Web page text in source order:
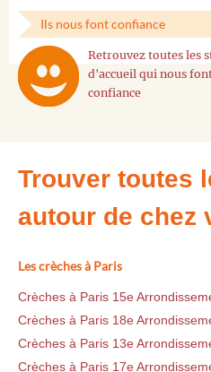
Ils nous font confiance
Retrouvez toutes les
d'accueil qui nous
confiance
Trouver toutes
autour de chez
Les crèches à Paris
Crèches à Paris 15e
Crèches à Paris 18e
Crèches à Paris 13e
Crèches à Paris 17e